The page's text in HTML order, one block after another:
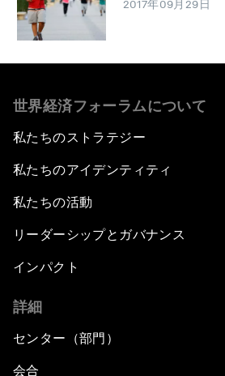
2017年09月29日
世界経済フォーラムについて
私たちのストラテジー
私たちのアイデンティティ
私たちの活動
リーダーシップとガバナンス
インパクト
詳細
センター（部門）
会合